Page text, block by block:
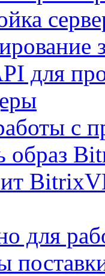
для
с
образ
для